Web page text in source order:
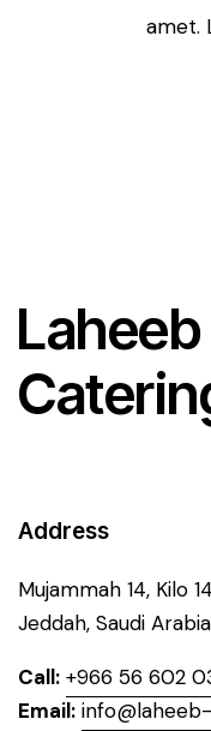
amet.
Address
Mujammah 14, Kilo
Jeddah, Saudi Arabia
Call: +966 56 602
Email: